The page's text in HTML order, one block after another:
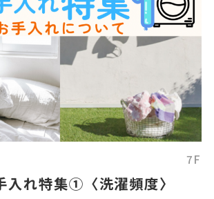
7F
入れ特集①〈洗濯頻度〉